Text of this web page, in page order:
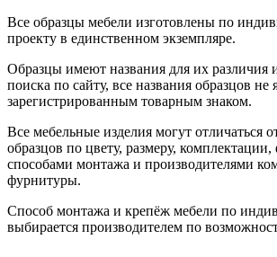
Все образцы мебели изготовлены по
проекту в единственном экземпляре.
Образцы имеют названия для их различия
поиска по сайту, все названия образцов не
зарегистрированным товарным знаком.
Все мебельные изделия могут отличаться
образцов по цвету, размеру,
способами монтажа и производителями
фурнитуры.
Способ монтажа и крепёж мебели по
выбирается производителем по